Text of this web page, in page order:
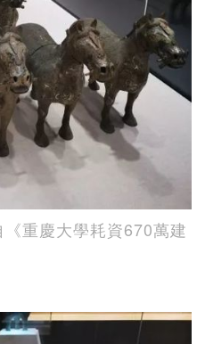
重慶大學耗資670萬建